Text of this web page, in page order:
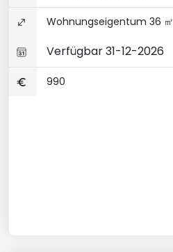
Wohnungseigentum 36 ㎡
Verfügbar 31-12-2026
990